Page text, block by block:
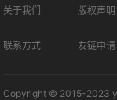
关于我们 版权声明
联系方式 友链申请
Copyright © 2015-2023